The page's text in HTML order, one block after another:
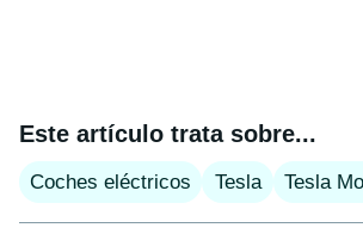
Este artículo trata sobre...
Coches eléctricos Tesla Tesla